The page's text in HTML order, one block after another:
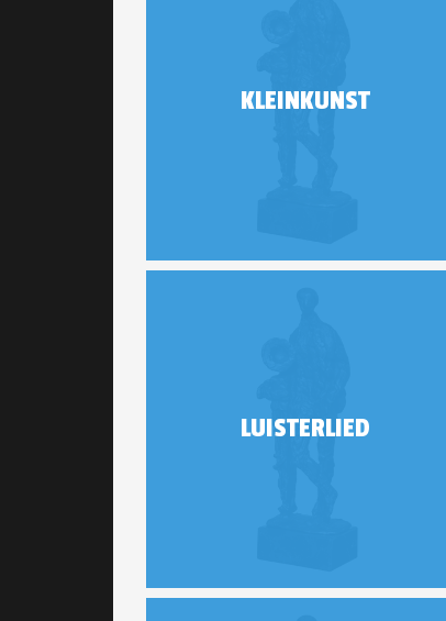
KLEINKUNST
LUISTERLIED